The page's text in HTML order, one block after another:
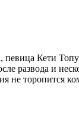
певица Кети
развода и
не торопится